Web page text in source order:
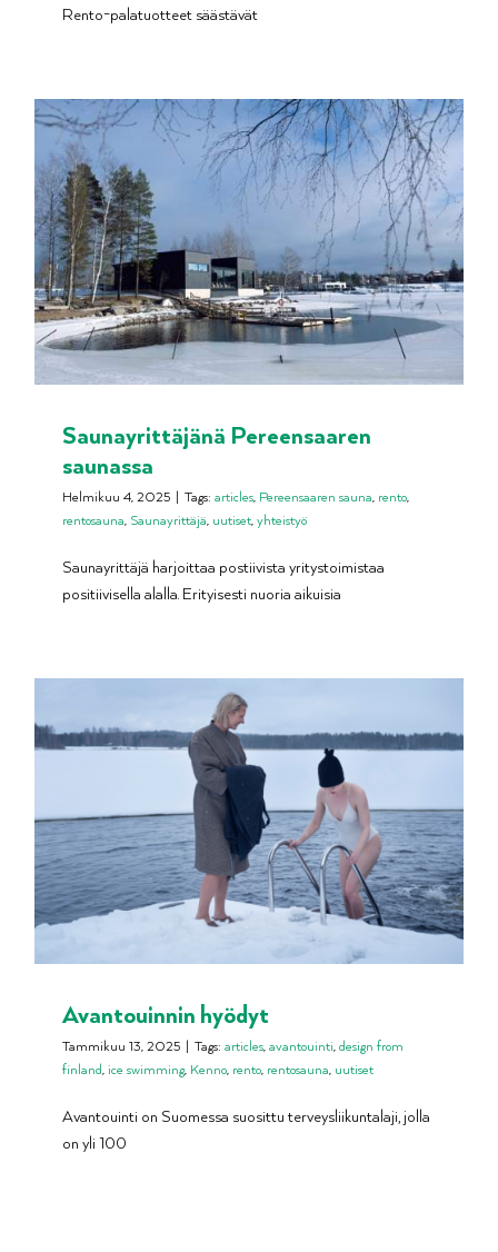
Rento-palatuotteet säästävät
Saunayrittäjänä Pereensaaren
saunassa
Helmikuu 4, 2025 | Tags: articles, Pereensaaren sauna, rento,
rentosauna, Saunayrittäjä, uutiset,yhteistyö
Saunayrittäjä harjoittaa postiivista yritystoimistaa
positiivisella alalla. Erityisesti nuoria aikuisia
Avantouinnin hyödyt
Tammikuu 13, 2025 | Tags: articles,avantouinti,design from
finland, ice swimming, Kenno, rento, rentosauna, uutiset
Avantouinti on Suomessa suosittu terveysliikuntalaji, jolla
on yli 100